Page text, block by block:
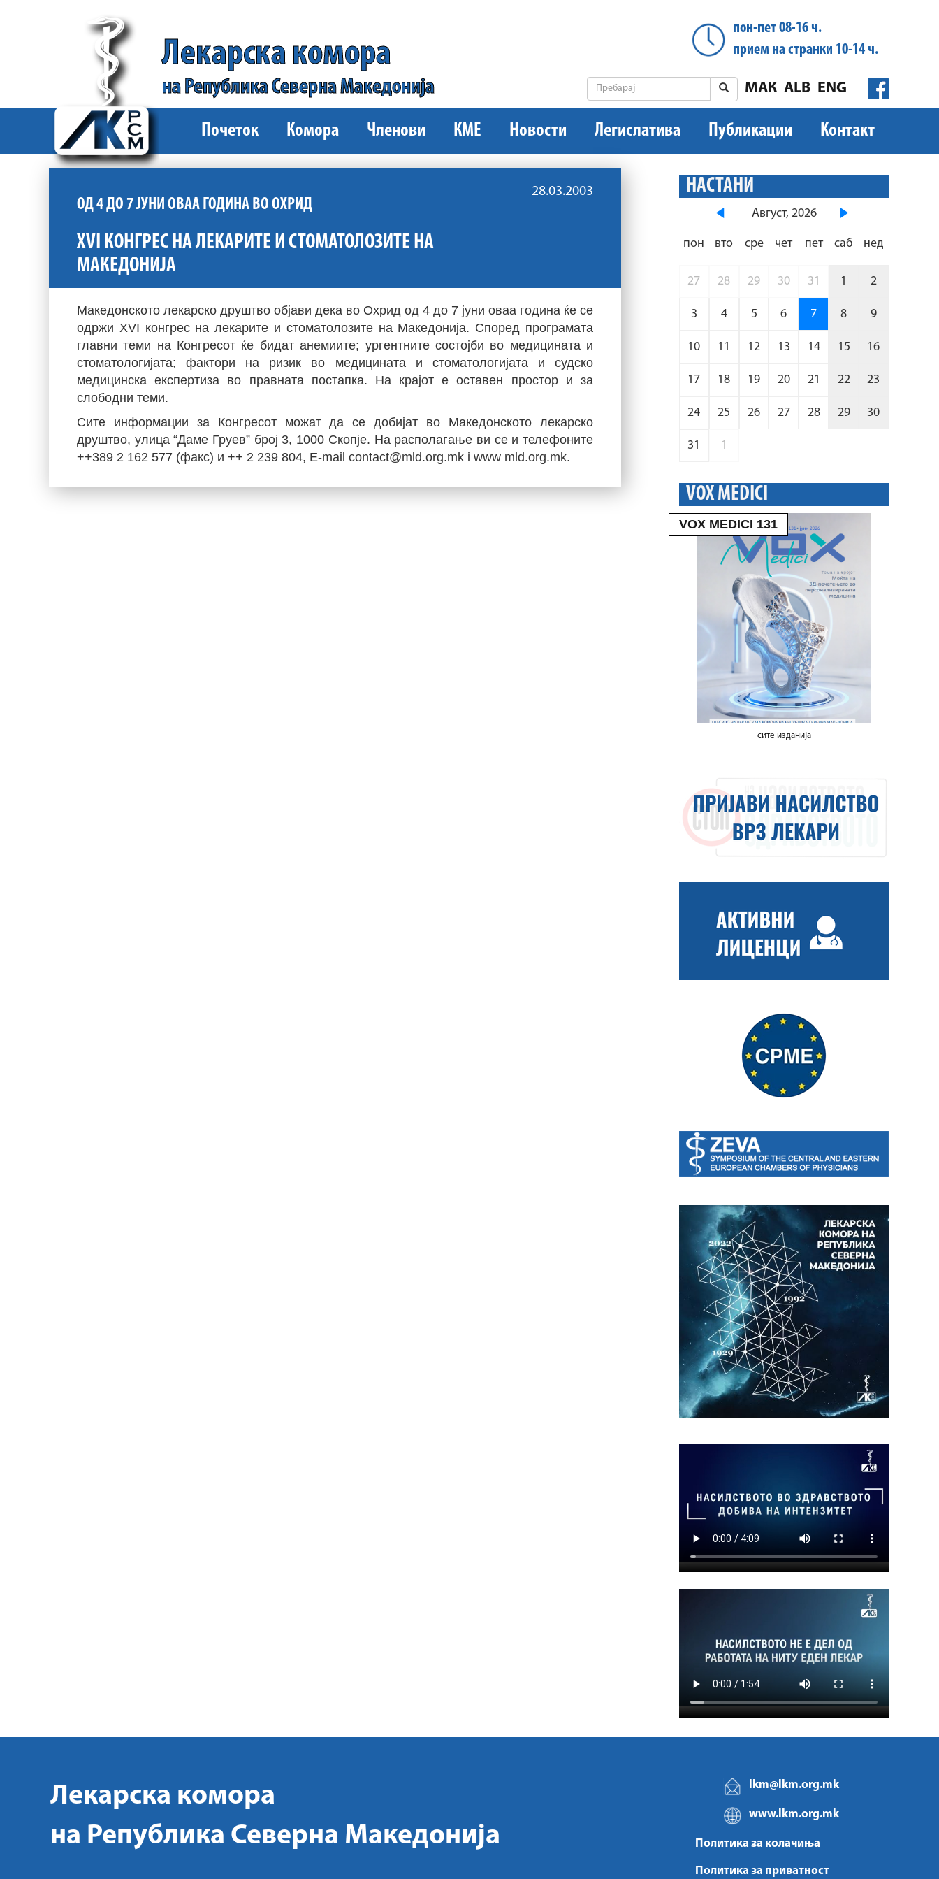
Лекарска комора
на Република Северна Македонија
пон-пет 08-16 ч.
прием на странки 10-14 ч.
ENG
ALB
МАК
Почеток Комора Членови КМЕ Новости Легислатива Публикации Контакт
28.03.2003
ОД 4 ДО 7 ЈУНИ ОВАА ГОДИНА ВО ОХРИД
XVI КОНГРЕС НА ЛЕКАРИТЕ И СТОМАТОЛОЗИТЕ НА
МАКЕДОНИЈА
Македонското лекарско друштво објави дека во Охрид од 4 до 7 јуни оваа година ќе се
одржи XVI конгрес на лекарите и стоматолозите на Македонија. Според програмата
главни теми на Конгресот ќе бидат анемиите; ургентните состојби во медицината и
стоматологијата; фактори на ризик во медицината и стоматологијата и судско
медицинска експертиза во правната постапка. На крајот е оставен простор и за
слободни теми.
Сите информации за Конгресот можат да се добијат во Македонското лекарско
друштво, улица “Даме Груев” број 3, 1000 Скопје. На располагање ви се и телефоните
++389 2 162 577 (факс) и ++ 2 239 804, E-mail contact@mld.org.mk i www mld.org.mk.
НАСТАНИ
Август, 2026
пон вто сре чет пет саб нед
27 28 29 30 31 1 2
3 4 5 6 7 8 9
10 11 12 13 14 15 16
17 18 19 20 21 22 23
24 25 26 27 28 29 30
31 1
VOX MEDICI
VOX MEDICI 131
сите изданија
Лекарска комора
на Република Северна Македонија
lkm@lkm.org.mk
www.lkm.org.mk
Политика за колачиња
Политика за приватност